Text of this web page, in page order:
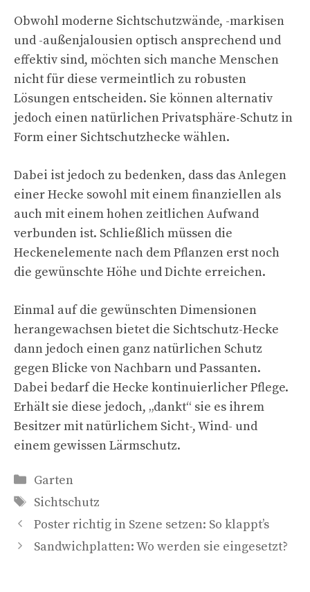
Obwohl moderne Sichtschutzwände, -markisen
und -außenjalousien optisch ansprechend und
effektiv sind, möchten sich manche Menschen
nicht für diese vermeintlich zu robusten
Lösungen entscheiden. Sie können alternativ
jedoch einen natürlichen Privatsphäre-Schutz in
Form einer Sichtschutzhecke wählen.
Dabei ist jedoch zu bedenken, dass das Anlegen
einer Hecke sowohl mit einem finanziellen als
auch mit einem hohen zeitlichen Aufwand
verbunden ist. Schließlich müssen die
Heckenelemente nach dem Pflanzen erst noch
die gewünschte Höhe und Dichte erreichen.
Einmal auf die gewünschten Dimensionen
herangewachsen bietet die Sichtschutz-Hecke
dann jedoch einen ganz natürlichen Schutz
gegen Blicke von Nachbarn und Passanten.
Dabei bedarf die Hecke kontinuierlicher Pflege.
Erhält sie diese jedoch, „dankt“ sie es ihrem
Besitzer mit natürlichem Sicht-, Wind- und
einem gewissen Lärmschutz.
Kategorien
Garten
Schlagwörter
Sichtschutz
Poster richtig in Szene setzen: So klappt’s
Sandwichplatten: Wo werden sie eingesetzt?